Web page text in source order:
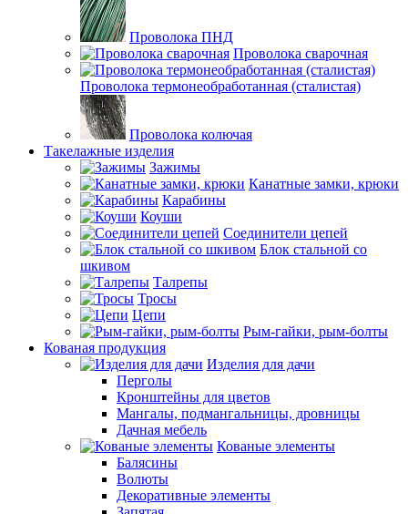
Проволока ПНД
Проволока сварочная
Проволока термонеобработанная (сталистая)
Проволока колючая
Такелажные изделия
Зажимы
Канатные замки, крюки
Карабины
Коуши
Соединители цепей
Блок стальной со
шкивом
Талрепы
Тросы
Цепи
Рым-гайки, рым-болты
Кованая продукция
Изделия для дачи
Перголы
Кронштейны для цветов
Мангалы, подмангальницы, дровницы
Дачная мебель
Кованые элементы
Балясины
Волюты
Декоративные элементы